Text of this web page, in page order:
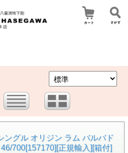
ングル オリジン ラム バルバド
700[157170][正規輸入][箱付]